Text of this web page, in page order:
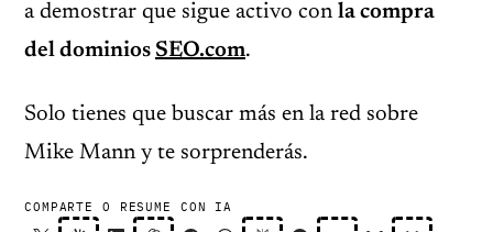
a demostrar que sigue activo con la compra
del dominios SEO.com.
Solo tienes que buscar más en la red sobre
Mike Mann y te sorprenderás.
COMPARTE O RESUME CON IA